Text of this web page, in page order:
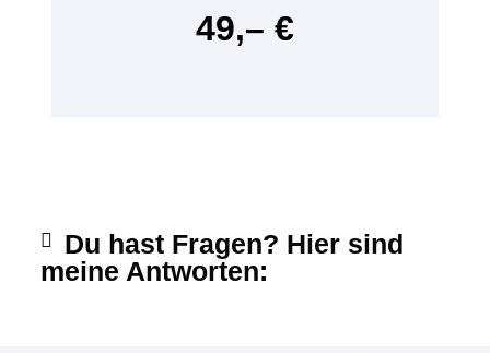
49,– €
Du hast Fragen? Hier sind
meine Antworten: